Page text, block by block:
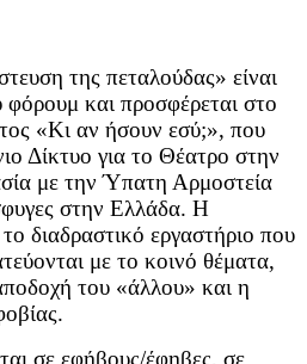
της πεταλούδας» είναι
και προσφέρεται στο
«Κι αν ήσουν εσύ;», που
Δίκτυο για το Θέατρο στην
με την Ύπατη Αρμοστεία
στην Ελλάδα. Η
διαδραστικό εργαστήριο που
με το κοινό θέματα,
του «άλλου» και η
σε εφήβους/έφηβες, σε